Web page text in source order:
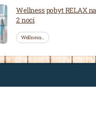
Wellness pobyt RELAX na
2 noci
Wellness…